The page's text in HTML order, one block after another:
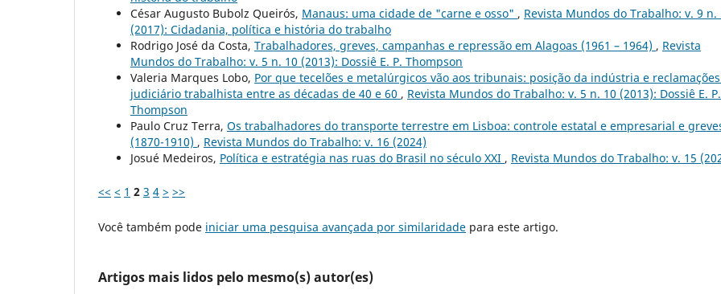
César Augusto Bubolz Queirós, Manaus: uma cidade de "carne e osso" , Revista Mundos do Trabalho: v. 9 n.
(2017): Cidadania, política e história do trabalho
Rodrigo José da Costa, Trabalhadores, greves, campanhas e repressão em Alagoas (1961 – 1964) , Revista
Mundos do Trabalho: v. 5 n. 10 (2013): Dossiê E. P. Thompson
Valeria Marques Lobo, Por que tecelões e metalúrgicos vão aos tribunais: posição da indústria e
judiciário trabalhista entre as décadas de 40 e 60 , Revista Mundos do Trabalho: v. 5 n. 10 (2013): Dossiê E. P.
Thompson
Paulo Cruz Terra, Os trabalhadores do transporte terrestre em Lisboa: controle estatal e empresarial e
(1870-1910) , Revista Mundos do Trabalho: v. 16 (2024)
Josué Medeiros, Política e estratégia nas ruas do Brasil no século XXI , Revista Mundos do Trabalho: v. 15
<< < 1 2 3 4 > >>
Você também pode iniciar uma pesquisa avançada por similaridade para este artigo.
Artigos mais lidos pelo mesmo(s) autor(es)